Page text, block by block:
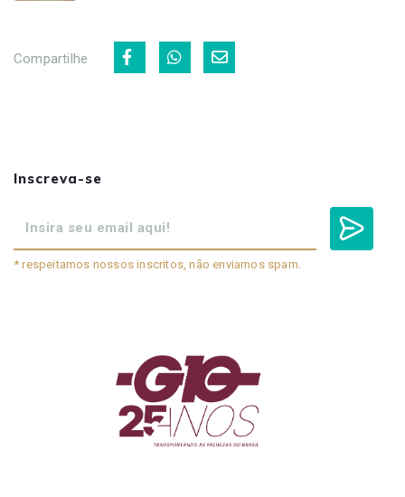
Compartilhe
Inscreva-se
* respeitamos nossos inscritos, não enviamos spam.